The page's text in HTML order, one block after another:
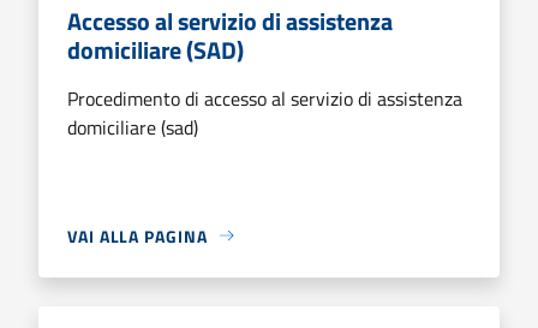
Accesso al servizio di assistenza
domiciliare (SAD)
Procedimento di accesso al servizio di assistenza
domiciliare (sad)
VAI ALLA PAGINA